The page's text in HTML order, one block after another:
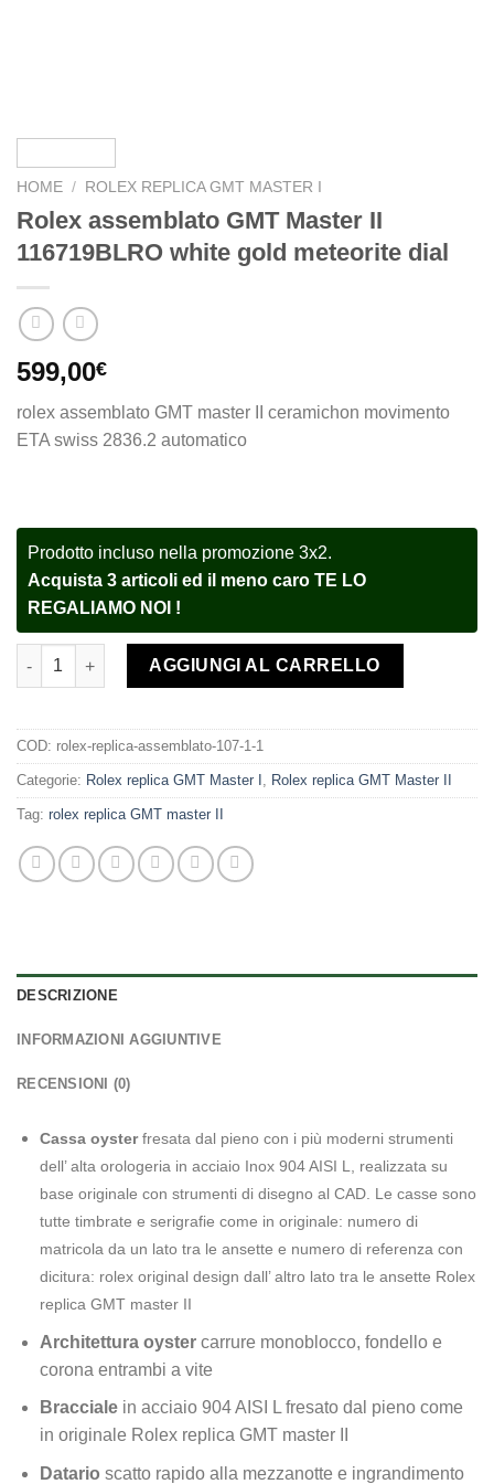
HOME / ROLEX REPLICA GMT MASTER I
Rolex assemblato GMT Master II
116719BLRO white gold meteorite dial
599,00€
rolex assemblato GMT master II ceramichon movimento
ETA swiss 2836.2 automatico
Prodotto incluso nella promozione 3x2.
Acquista 3 articoli ed il meno caro TE LO
REGALIAMO NOI !
Rolex assemblato GMT Master II 116719BLRO white gold
AGGIUNGI AL CARRELLO
COD: rolex-replica-assemblato-107-1-1
Categorie: Rolex replica GMT Master I Rolex replica GMT Master II
Tag: rolex replica GMT master II
DESCRIZIONE
INFORMAZIONI AGGIUNTIVE
RECENSIONI (0)
Cassa oysterfresata dal pieno con i più moderni strumenti
dell’ alta orologeria in acciaio Inox 904 AISI L, realizzata su
base originale con strumenti di disegno al CAD. Le casse sono
tutte timbrate e serigrafie come in originale: numero di
matricola da un lato tra le ansette e numero di referenza con
dicitura: rolex original design dall’ altro lato tra le ansette Rolex
replica GMT master II
Architettura oyster carrure monoblocco, fondello e
corona entrambi a vite
Braccialein acciaio 904 AISI L fresato dal pieno come
in originale Rolex replica GMT master II
Datario scatto rapido alla mezzanotte e ingrandimento